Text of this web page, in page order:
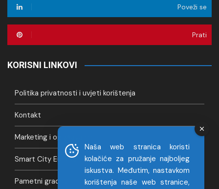
Poveži se
Prati
KORISNI LINKOVI
Politika privatnosti i uvjeti korištenja
Kontakt
Marketing i oglašavanje
Smart City Europa
Pametni gradovi Hrvatska
Naša web stranica koristi
kolačiće za pružanje najboljeg
iskustva. Međutim, nastavkom
korištenja naše web stranice,